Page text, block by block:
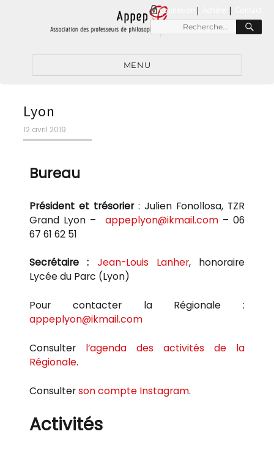
connexion |
MENU
Lyon
12 avril 2019
Bureau
Président et trésorier: Julien Fonollosa, TZR
Grand Lyon – appeplyon@ikmail.com– 06
67 61 62 51
Secrétaire : Jean-Louis Lanher, honoraire
Lycée du Parc (Lyon)
Pour contacter la Régionale :
appeplyon@ikmail.com
Consulter l’agenda des activités de la
Régionale.
Consulterson compte Instagram.
Activités